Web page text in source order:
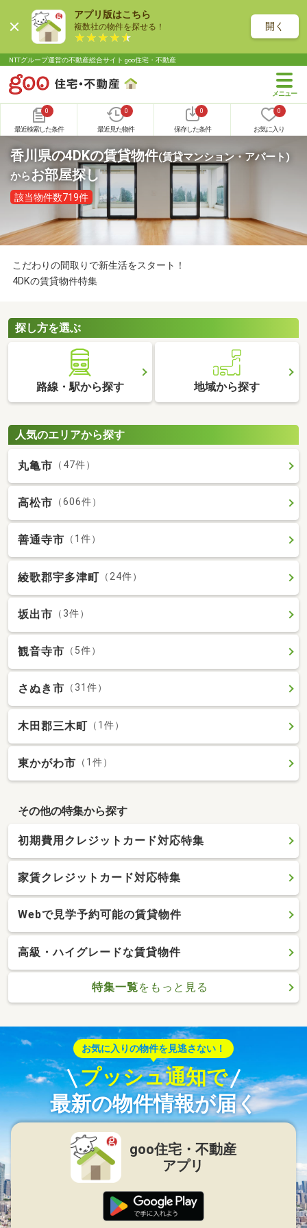
アプリ版はこちら
複数社の物件を探せる！ 開く
NTTグループ運営の不動産総合サイト goo住宅・不動産
0
最近検索した条件
0
最近見た物件
0
保存した条件
0
お気に入り
香川県の4DKの賃貸物件(賃貸マンション・アパート)
からお部屋探し
該当物件数719件
こだわりの間取りで新生活をスタート！
4DKの賃貸物件特集
探し方を選ぶ
路線・駅から探す 地域から探す
人気のエリアから探す
丸亀市 （47件）
高松市 （606件）
善通寺市 （1件）
綾歌郡宇多津町 （24件）
坂出市 （3件）
観音寺市 （5件）
さぬき市 （31件）
木田郡三木町 （1件）
東かがわ市 （1件）
その他の特集から探す
初期費用クレジットカード対応特集
家賃クレジットカード対応特集
Webで見学予約可能の賃貸物件
高級・ハイグレードな賃貸物件
特集一覧をもっと見る
お気に入りの物件を見逃さない！
プッシュ通知で
最新の物件情報が届く
goo住宅・不動産
アプリ